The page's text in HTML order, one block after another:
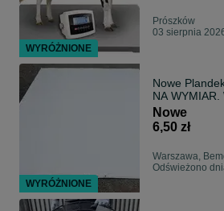
Prószków
03 sierpnia
Nowe
NA WYMIAR.
osob.
Nowe
6,50 zł
Warszawa,
Odświeżono
WYRÓŻNIONE
WYRÓŻNIONE